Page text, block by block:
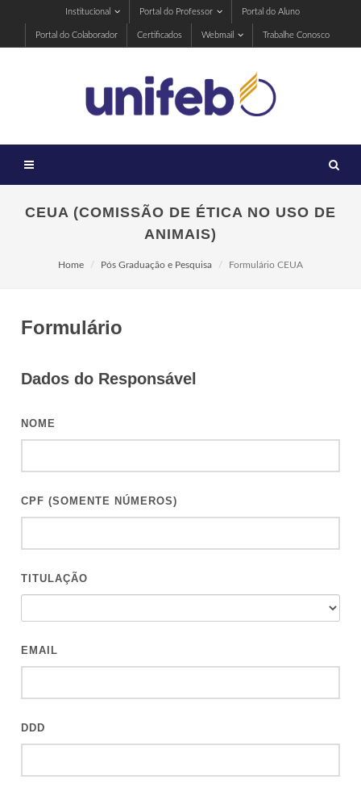
Institucional Portal do Professor Portal do Aluno
Portal do Colaborador Certificados Webmail Trabalhe Conosco
CEUA (COMISSÃO DE ÉTICA NO USO DE
ANIMAIS)
Home Pós Graduação e Pesquisa Formulário CEUA
Formulário
Dados do Responsável
NOME
CPF (SOMENTE NÚMEROS)
TITULAÇÃO
EMAIL
DDD